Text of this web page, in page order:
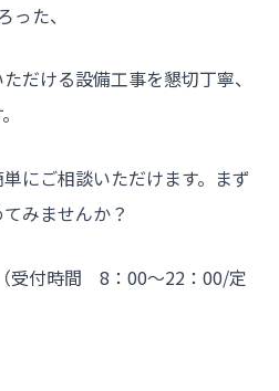
た、
だける設備工事を懇切丁寧、
にご相談いただけます。まず
みませんか？
受付時間 8：00～22：00/定